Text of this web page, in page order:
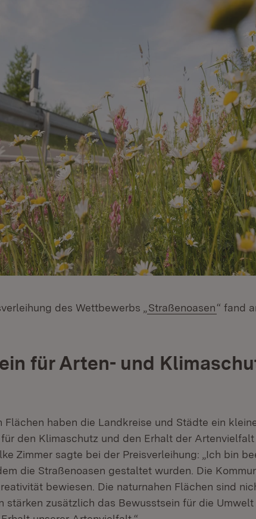
des Wettbewerbs „ Straßenoasen“ fand
für Arten- und
Flächen haben die Landkreise und Städte ein
den Klimaschutz und den Erhalt der Artenvielfalt
Zimmer sagte bei der Preisverleihung: „Ich bin
die Straßenoasen gestaltet wurden. Die
bewiesen. Die naturnahen Flächen sind
stärken zusätzlich das Bewusstsein für die